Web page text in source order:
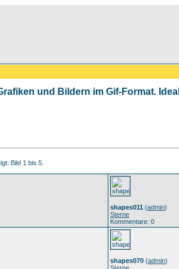
und Bildern im Gif-Format.
Bild 1 bis 5.
shapes011 (admin)
Sterne
Kommentare: 0
shapes070 (admin)